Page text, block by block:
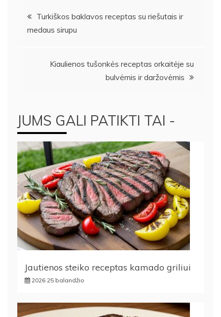
Navigacija
tarp
Turkiškos baklavos receptas su riešutais ir
medaus sirupu
Kiaulienos tušonkės receptas orkaitėje su
bulvėmis ir daržovėmis
JUMS GALI PATIKTI TAI -
Jautienos steiko receptas kamado griliui
2026 25 balandžio